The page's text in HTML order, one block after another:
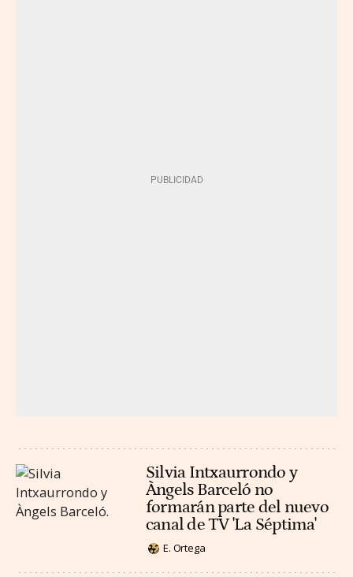
Silvia Intxaurrondo y
Àngels Barceló no
formarán parte del nuevo
canal de TV 'La Séptima'
E. Ortega